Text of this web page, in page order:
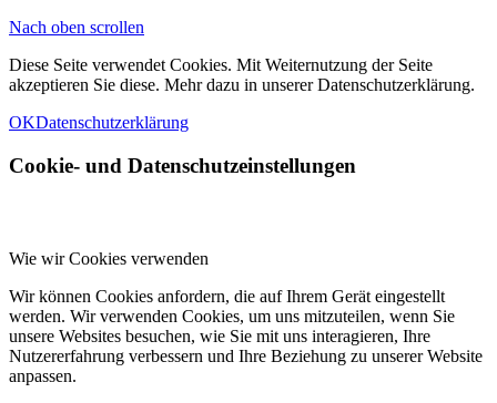
Nach oben scrollen
Diese Seite verwendet Cookies. Mit Weiternutzung der Seite
akzeptieren Sie diese. Mehr dazu in unserer Datenschutzerklärung.
OKDatenschutzerklärung
Cookie- und Datenschutzeinstellungen
Wie wir Cookies verwenden
Wir können Cookies anfordern, die auf Ihrem Gerät eingestellt
werden. Wir verwenden Cookies, um uns mitzuteilen, wenn Sie
unsere Websites besuchen, wie Sie mit uns interagieren, Ihre
Nutzererfahrung verbessern und Ihre Beziehung zu unserer Website
anpassen.